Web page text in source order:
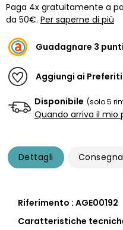
Paga 4x gratuitamente a
da 50€. Per saperne di più
Guadagnare 3
Aggiungi ai Preferiti
Disponibile (solo 5
Quando arriva il mio
Dettagli Consegna
Riferimento : AGE00192
Caratteristiche